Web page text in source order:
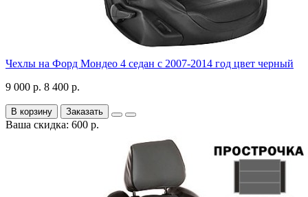
Чехлы на Форд Мондео 4 седан с 2007-2014 год цвет черный
9 000 р. 8 400 р.
В корзину Заказать
Ваша скидка: 600 р.